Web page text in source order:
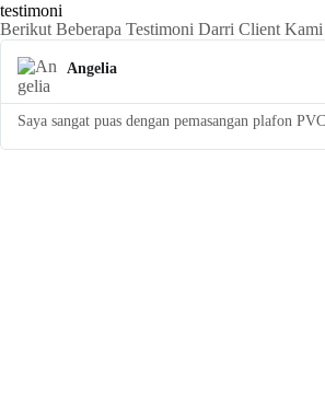
testimoni
Berikut Beberapa Testimoni Darri Client Kami
Angelia
Saya sangat puas dengan pemasangan plafon